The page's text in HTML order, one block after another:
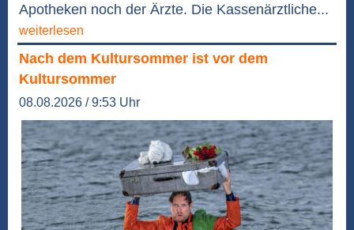
Apotheken noch der Ärzte. Die Kassenärztliche...
weiterlesen
Nach dem Kultursommer ist vor dem
Kultursommer
08.08.2026 / 9:53 Uhr